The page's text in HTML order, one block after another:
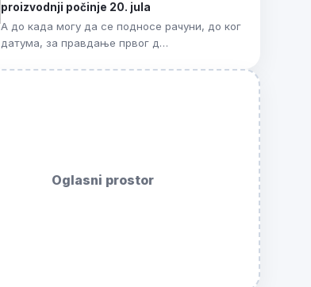
proizvodnji počinje 20. jula
А до када могу да се подносе рачуни, до ког
датума, за правдање првог д…
Oglasni prostor